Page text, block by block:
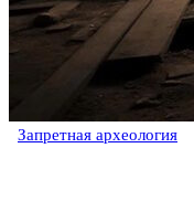
Запретная археология